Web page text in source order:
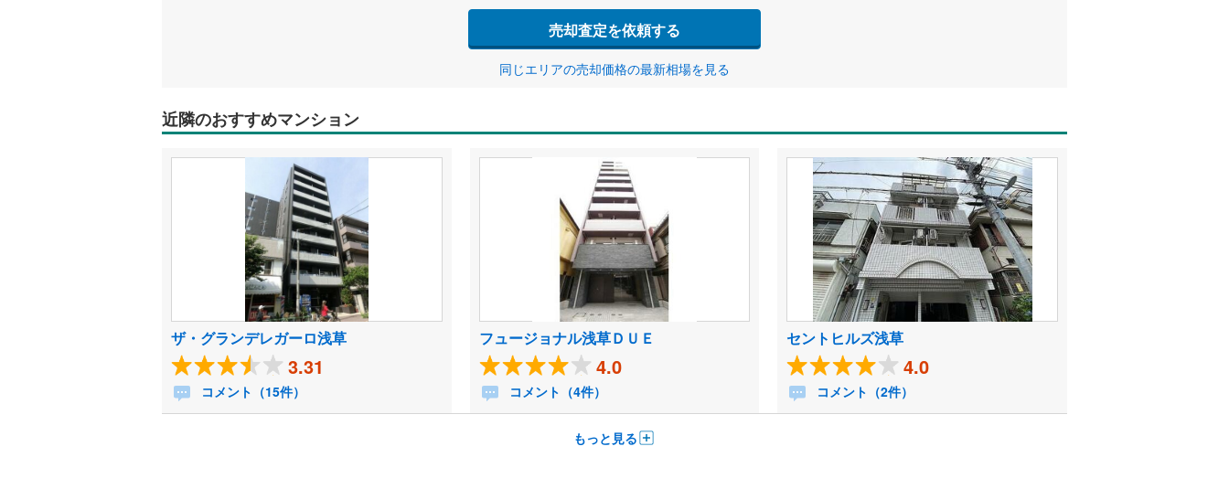
売却査定を依頼する
同じエリアの売却価格の最新相場を見る
近隣のおすすめマンション
ザ・グランデレガーロ浅草
3.31
コメント（15件）
フュージョナル浅草ＤＵＥ
4.0
コメント（4件）
セントヒルズ浅草
4.0
コメント（2件）
もっと見る